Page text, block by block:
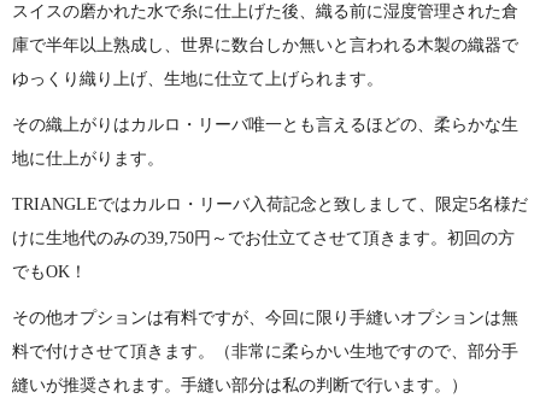
スイスの磨かれた水で糸に仕上げた後、織る前に湿度管理された倉
庫で半年以上熟成し、世界に数台しか無いと言われる木製の織器で
ゆっくり織り上げ、生地に仕立て上げられます。
その織上がりはカルロ・リーバ唯一とも言えるほどの、柔らかな生
地に仕上がります。
TRIANGLEではカルロ・リーバ入荷記念と致しまして、限定5名様だ
けに生地代のみの39,750円～でお仕立てさせて頂きます。初回の方
でもOK！
その他オプションは有料ですが、今回に限り手縫いオプションは無
料で付けさせて頂きます。（非常に柔らかい生地ですので、部分手
縫いが推奨されます。手縫い部分は私の判断で行います。）